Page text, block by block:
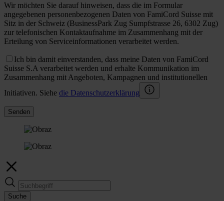
Wir möchten Sie darauf hinweisen, dass die im Formular
angegebenen personenbezogenen Daten von FamiCord Suisse mit
Sitz in der Schweiz (BusinessPark Zug Sumpfstrasse 26, 6302 Zug)
zur telefonischen Kontaktaufnahme im Zusammenhang mit der
Erteilung von Serviceinformationen verarbeitet werden.
Ich bin damit einverstanden, dass meine Daten von FamiCord
Suisse S.A verarbeitet werden und erhalte Kommunikation im
Zusammenhang mit Angeboten, Kampagnen und institutionellen
Initiativen. Siehe die Datenschutzerklärung
Senden
Suche